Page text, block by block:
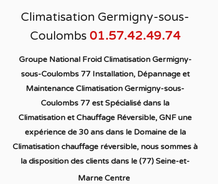
Climatisation Germigny-sous-
Coulombs 01.57.42.49.74
Groupe National Froid Climatisation Germigny-
sous-Coulombs 77 Installation, Dépannage et
Maintenance Climatisation Germigny-sous-
Coulombs 77est Spécialisé dans la
Climatisation et Chauffage Réversible, GNF une
expérience de 30 ans dans le Domaine de la
Climatisation chauffage réversible, nous sommes à
la disposition des clients dans le (77) Seine-et-
Marne Centre